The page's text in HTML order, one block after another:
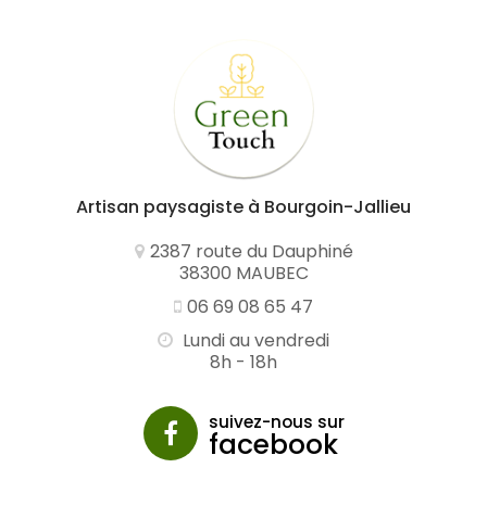
Artisan paysagiste à Bourgoin-Jallieu
2387 route du Dauphiné
38300 MAUBEC
06 69 08 65 47
Lundi au vendredi
8h - 18h
suivez-nous sur
facebook